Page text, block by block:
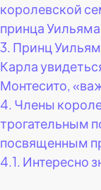
королевской
принца
3. Принц
Карла
Монтесито,
4. Члены
трогательным
посвященным
4.1. Интересно